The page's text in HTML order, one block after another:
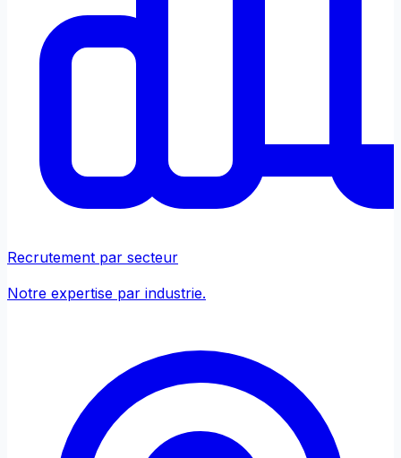
Recrutement par secteur
Notre expertise par industrie.